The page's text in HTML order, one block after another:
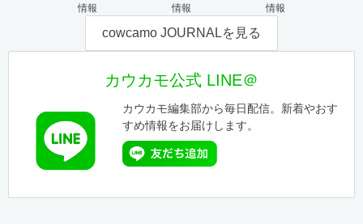
情報
情報
情報
cowcamo JOURNALを見る
カウカモ公式 LINE＠
カウカモ編集部から毎日配信。新着やおす
すめ情報をお届けします。